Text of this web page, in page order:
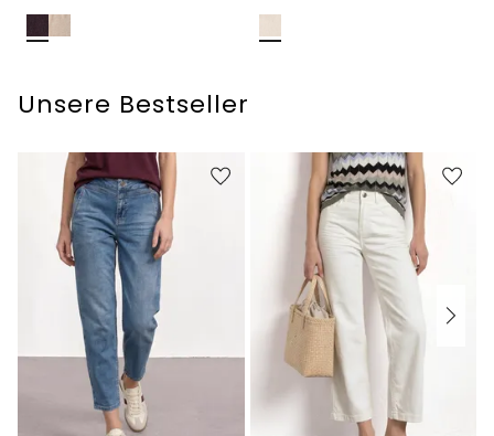
Unsere Bestseller